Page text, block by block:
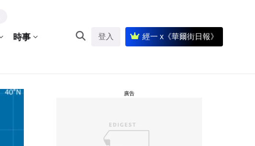
時事 登入 經一 x《華爾街日報》
廣告